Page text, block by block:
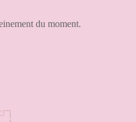
du moment.